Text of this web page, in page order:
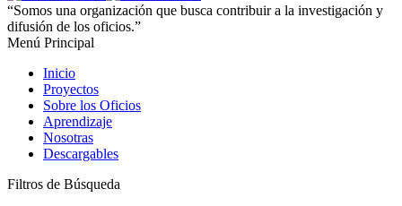
“Somos una organización que busca contribuir a la investigación y
difusión de los oficios.”
Menú Principal
Inicio
Proyectos
Sobre los Oficios
Aprendizaje
Nosotras
Descargables
Filtros de Búsqueda